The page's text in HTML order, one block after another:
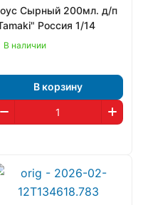
Сырный 200мл. д/п
Россия 1/14
В наличии
В корзину